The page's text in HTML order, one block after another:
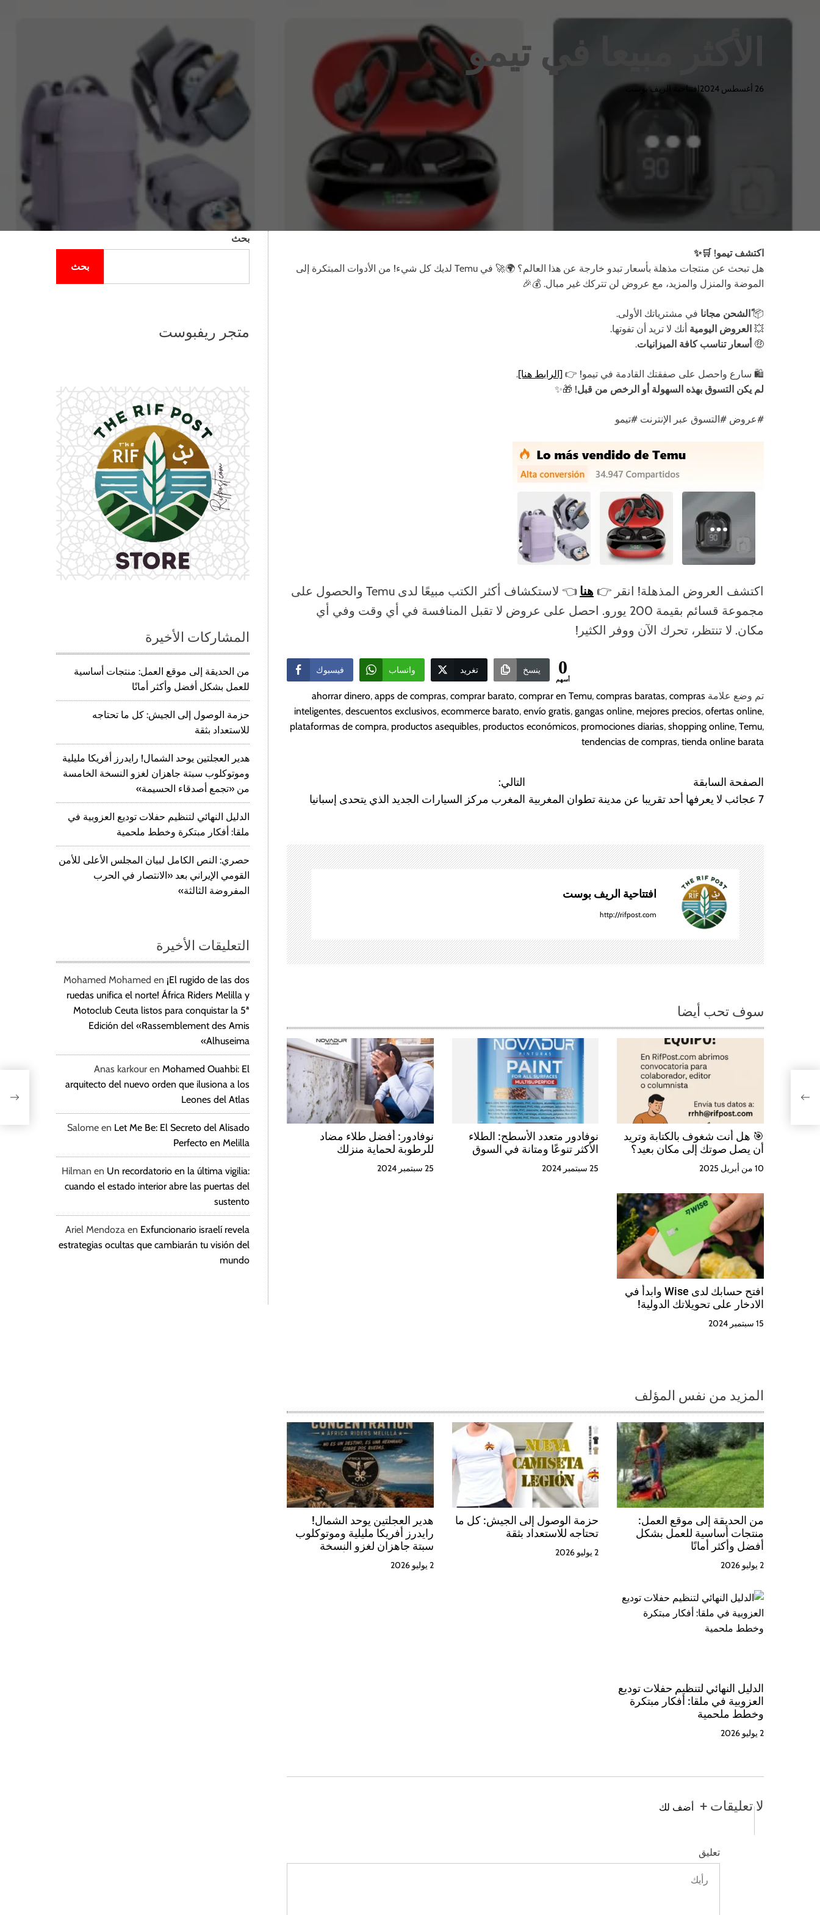
الأكثر مبيعا في تيمو
26 أغسطس 2024 افتتاحية الريف بوست
اكتشف تيمو! 🛒✨
هل تبحث عن منتجات مذهلة بأسعار تبدو خارجة عن هذا العالم؟ 🌍🚀 في Temu لديك كل شيء! من الأدوات المبتكرة إلى
الموضة والمنزل والمزيد، مع عروض لن تتركك غير مبال. 💰🎉
📦ًالشحن مجانا في مشترياتك الأولى.
💥 العروض اليومية أنك لا تريد أن تفوتها.
🤑 أسعار تناسب كافة الميزانيات.
🛍️ سارع واحصل على صفقتك القادمة في تيمو! 👉 [الرابط هنا].
لم يكن التسوق بهذه السهولة أو الرخص من قبل! 🎁✨
#عروض #التسوق عبر الإنترنت #تيمو
اكتشف العروض المذهلة! انقر 👉 هنا
👈 لاستكشاف أكثر الكتب مبيعًا لدى Temu والحصول على
مجموعة قسائم بقيمة 200 يورو. احصل على عروض لا تقبل المنافسة في أي وقت وفي أي
مكان. لا تنتظر، تحرك الآن ووفر الكثير!
فيسبوك واتساب تغريد ينسخ 0
أسهم
تم وضع علامة ahorrar dinero, apps de compras, comprar barato, comprar en Temu, compras baratas, compras
inteligentes, descuentos exclusivos, ecommerce barato, envío gratis, gangas online, mejores precios, ofertas online,
plataformas de compra, productos asequibles, productos económicos, promociones diarias, shopping online, Temu,
tendencias de compras, tienda online barata
N
e
g
a
c
i
n
n
t
a
d
a
s
الصفحة السابقة
7 عجائب لا يعرفها أحد تقريبا عن مدينة تطوان المغربية
التالي:
المغرب مركز السيارات الجديد الذي يتحدى إسبانيا
افتتاحية الريف بوست
http://rifpost.com
سوف تحب أيضا
🎯 هل أنت شغوف بالكتابة وتريد
أن يصل صوتك إلى مكان بعيد؟
10 من أبريل 2025
نوفادور متعدد الأسطح: الطلاء
الأكثر تنوعًا ومتانة في السوق
25 سبتمبر 2024
نوفادور: أفضل طلاء مضاد
للرطوبة لحماية منزلك
25 سبتمبر 2024
افتح حسابك لدى Wise وابدأ في
الادخار على تحويلاتك الدولية!
15 سبتمبر 2024
المزيد من نفس المؤلف
من الحديقة إلى موقع العمل:
منتجات أساسية للعمل بشكل
أفضل وأكثر أمانًا
2 يوليو 2026
حزمة الوصول إلى الجيش: كل ما
تحتاجه للاستعداد بثقة
2 يوليو 2026
هدير العجلتين يوحد الشمال!
رايدرز أفريكا مليلية وموتوكلوب
سبتة جاهزان لغزو النسخة
الخامسة من «تجمع أصدقاء
الحسيمة»
2 يوليو 2026
الدليل النهائي لتنظيم حفلات توديع
العزوبية في ملقا: أفكار مبتكرة
وخطط ملحمية
2 يوليو 2026
لا تعليقات + أضف لك
تعليق
بحث
بحث
متجر ريفبوست
المشاركات الأخيرة
من الحديقة إلى موقع العمل: منتجات أساسية
للعمل بشكل أفضل وأكثر أمانًا
حزمة الوصول إلى الجيش: كل ما تحتاجه
للاستعداد بثقة
هدير العجلتين يوحد الشمال! رايدرز أفريكا مليلية
وموتوكلوب سبتة جاهزان لغزو النسخة الخامسة
من «تجمع أصدقاء الحسيمة»
الدليل النهائي لتنظيم حفلات توديع العزوبية في
ملقا: أفكار مبتكرة وخطط ملحمية
حصري: النص الكامل لبيان المجلس الأعلى للأمن
القومي الإيراني بعد «الانتصار في الحرب
المفروضة الثالثة»
التعليقات الأخيرة
Mohamed Mohamed en ¡El rugido de las dos
ruedas unifica el norte! África Riders Melilla y
Motoclub Ceuta listos para conquistar la 5ª
Edición del «Rassemblement des Amis
Alhuseima»
Anas karkour en Mohamed Ouahbi: El
arquitecto del nuevo orden que ilusiona a los
Leones del Atlas
Salome en Let Me Be: El Secreto del Alisado
Perfecto en Melilla
Hilman en Un recordatorio en la última vigilia:
cuando el estado interior abre las puertas del
sustento
Ariel Mendoza en Exfuncionario israelí revela
estrategias ocultas que cambiarán tu visión del
mundo